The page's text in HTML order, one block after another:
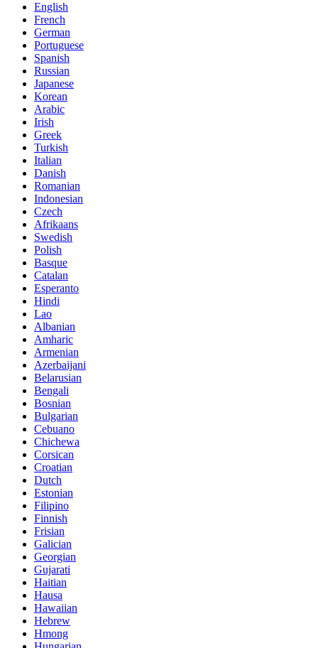
English
French
German
Portuguese
Spanish
Russian
Japanese
Korean
Arabic
Irish
Greek
Turkish
Italian
Danish
Romanian
Indonesian
Czech
Afrikaans
Swedish
Polish
Basque
Catalan
Esperanto
Hindi
Lao
Albanian
Amharic
Armenian
Azerbaijani
Belarusian
Bengali
Bosnian
Bulgarian
Cebuano
Chichewa
Corsican
Croatian
Dutch
Estonian
Filipino
Finnish
Frisian
Galician
Georgian
Gujarati
Haitian
Hausa
Hawaiian
Hebrew
Hmong